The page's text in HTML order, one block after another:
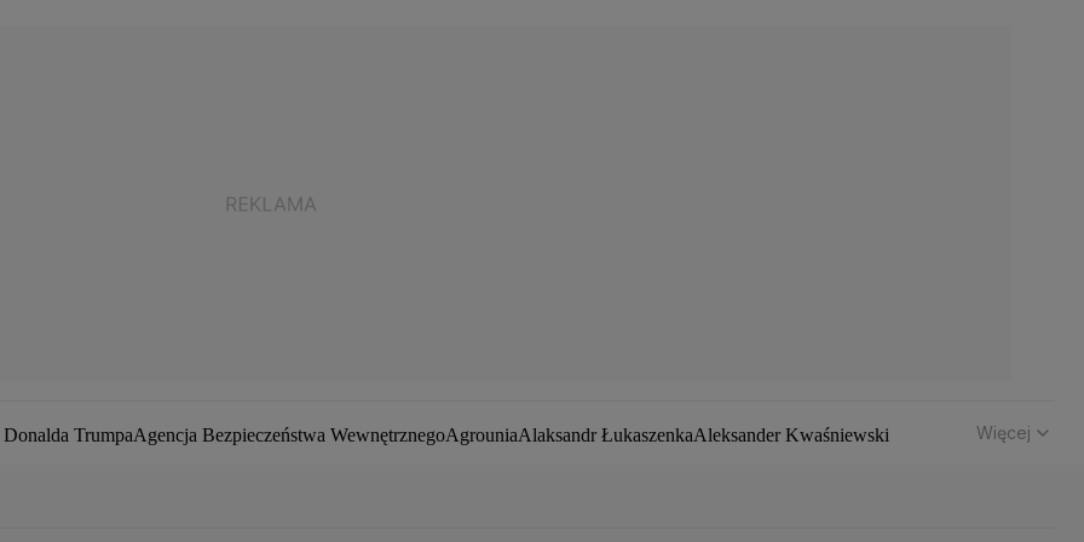
TrumpaAgencja Bezpieczeństwa WewnętrznegoAgrouniaAlaksandr ŁukaszenkaAleksander Kwaśniewski
Więcej